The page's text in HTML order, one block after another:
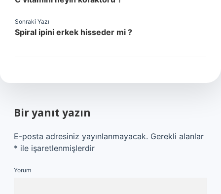
Sonraki Yazı
Spiral ipini erkek hisseder mi ?
Bir yanıt yazın
E-posta adresiniz yayınlanmayacak. Gerekli alanlar
* ile işaretlenmişlerdir
Yorum